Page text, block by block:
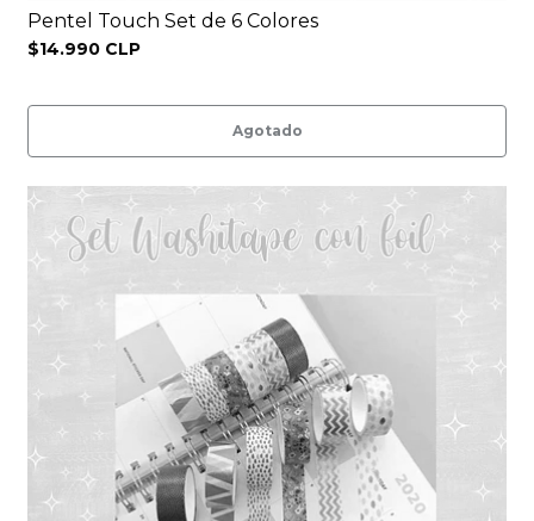
Pentel Touch Set de 6 Colores
$14.990 CLP
Agotado